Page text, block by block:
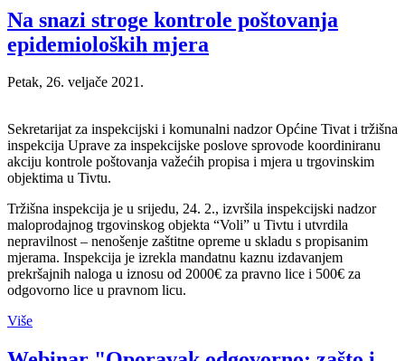
Na snazi stroge kontrole poštovanja
epidemioloških mjera
Petak, 26. veljače 2021.
Sekretarijat za inspekcijski i komunalni nadzor Općine Tivat i tržišna
inspekcija Uprave za inspekcijske poslove sprovode koordiniranu
akciju kontrole poštovanja važećih propisa i mjera u trgovinskim
objektima u Tivtu.
Tržišna inspekcija je u srijedu, 24. 2., izvršila inspekcijski nadzor
maloprodajnog trgovinskog objekta “Voli” u Tivtu i utvrdila
nepravilnost – nenošenje zaštitne opreme u skladu s propisanim
mjerama. Inspekcija je izrekla mandatnu kaznu izdavanjem
prekršajnih naloga u iznosu od 2000€ za pravno lice i 500€ za
odgovorno lice u pravnom licu.
Više